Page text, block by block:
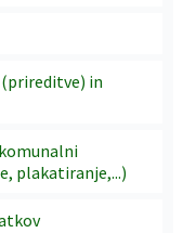
in
plakatiranje,...)